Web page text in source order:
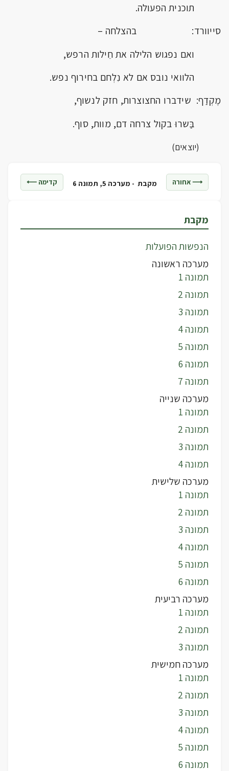
תוכנית הפעולה.
סייוורד: בהצלחה –
ואם נפגוש הלילה את חֵילות הרפש,
הלוואי נובס אם לא נִלְחם בחירוף נפש.
מֶקְדַף: שידברו החצוצרות, חזק לנשוף,
בַּשרוּ בקול צרחה דם, מוות, סוף.
(יוצאים)
⟶ אחורה מקבת - מערכה 5, תמונה 6 קדימה ⟵
מקבת
הנפשות הפועלות
מערכה ראשונה
תמונה 1
תמונה 2
תמונה 3
תמונה 4
תמונה 5
תמונה 6
תמונה 7
מערכה שנייה
תמונה 1
תמונה 2
תמונה 3
תמונה 4
מערכה שלישית
תמונה 1
תמונה 2
תמונה 3
תמונה 4
תמונה 5
תמונה 6
מערכה רביעית
תמונה 1
תמונה 2
תמונה 3
מערכה חמישית
תמונה 1
תמונה 2
תמונה 3
תמונה 4
תמונה 5
תמונה 6